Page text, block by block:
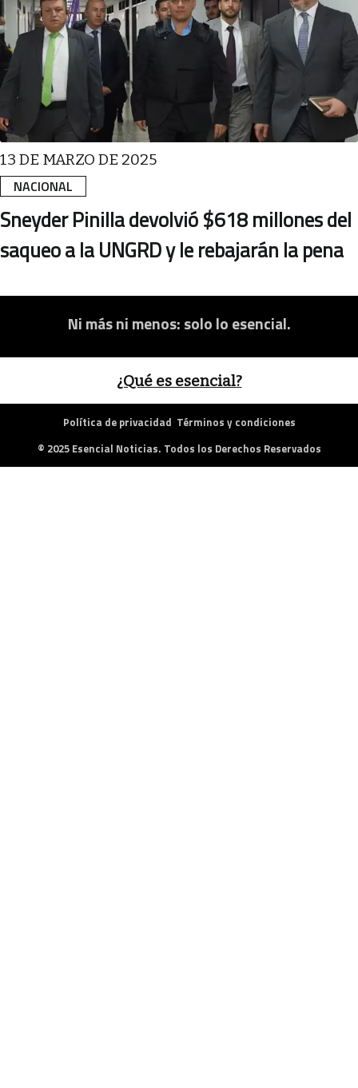
NACIONAL
13 DE MARZO DE 2025
Sneyder Pinilla devolvió $618 millones del
saqueo a la UNGRD y le rebajarán la pena
Ni más ni menos: solo lo esencial.
¿Qué es esencial?
Política de privacidad Términos y condiciones
© 2025 Esencial Noticias. Todos los Derechos Reservados